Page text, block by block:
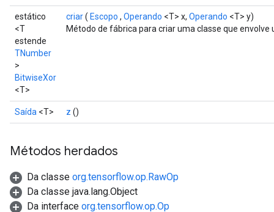
estático
<T
estende
TNumber
>
BitwiseXor
<T>
criar( Escopo , Operando <T> x, Operando <T> y)
Método de fábrica para criar uma classe que envolve
Saída <T> z ()
Métodos herdados
Da classe org.tensorflow.op.RawOp
Da classe java.lang.Object
Da interface org.tensorflow.op.Op